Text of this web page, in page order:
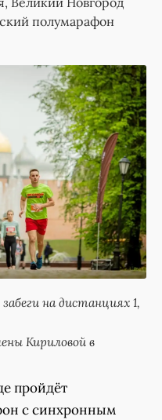
полумарафон
на дистанциях 1,
Кириловой в
пройдёт
с синхронным